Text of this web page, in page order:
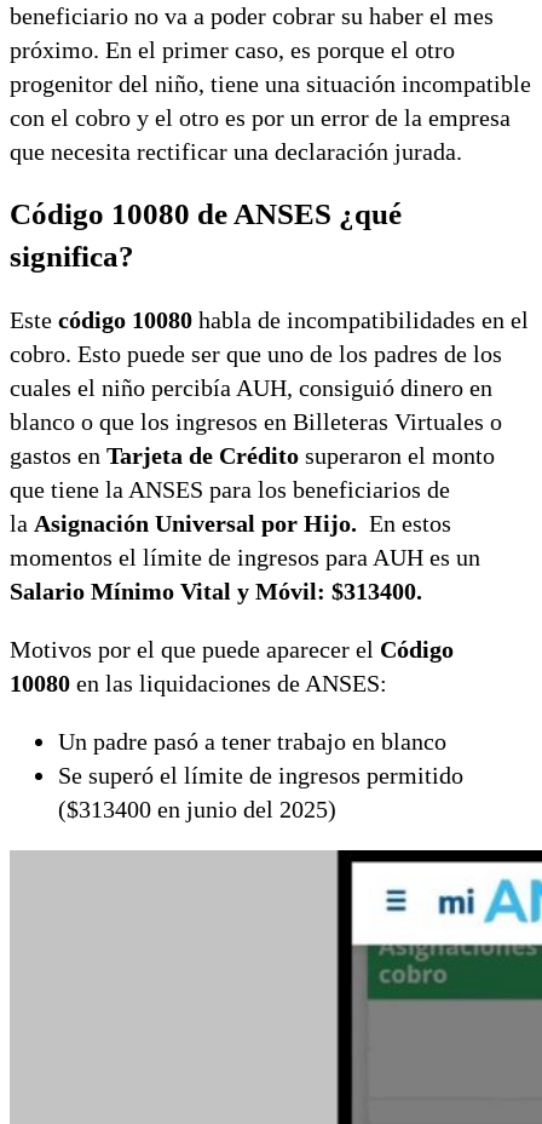
beneficiario no va a poder cobrar su haber el mes
próximo. En el primer caso, es porque el otro
progenitor del niño, tiene una situación incompatible
con el cobro y el otro es por un error de la empresa
que necesita rectificar una declaración jurada.
Código 10080 de ANSES ¿qué
significa?
Este código 10080 habla de incompatibilidades en el
cobro. Esto puede ser que uno de los padres de los
cuales el niño percibía AUH, consiguió dinero en
blanco o que los ingresos en Billeteras Virtuales o
gastos en Tarjeta de Crédito superaron el monto
que tiene la ANSES para los beneficiarios de
la Asignación Universal por Hijo. En estos
momentos el límite de ingresos para AUH es un
Salario Mínimo Vital y Móvil: $313400.
Motivos por el que puede aparecer el Código
10080 en las liquidaciones de ANSES:
Un padre pasó a tener trabajo en blanco
Se superó el límite de ingresos permitido
($313400 en junio del 2025)